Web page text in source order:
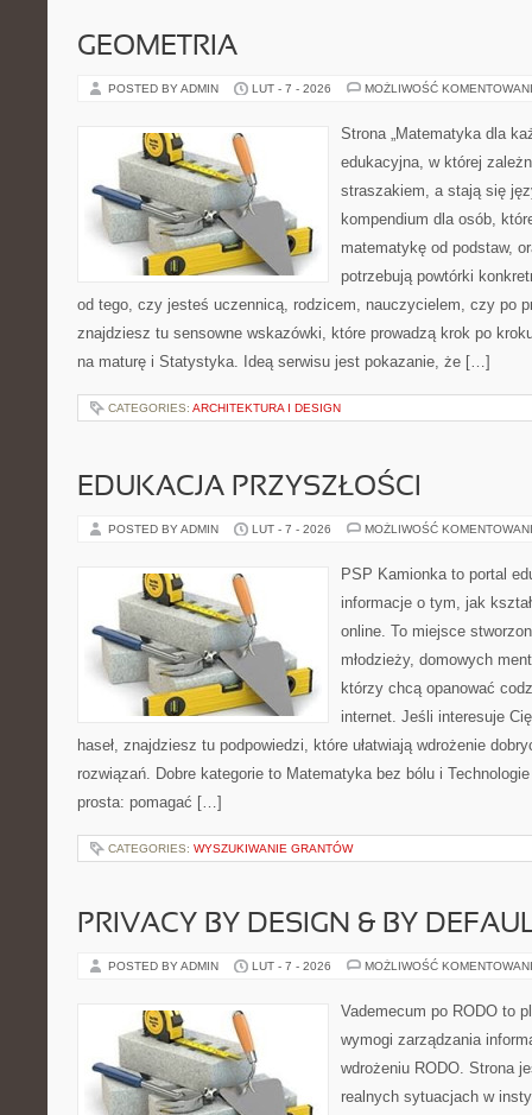
GEOMETRIA
POSTED BY ADMIN LUT - 7 - 2026 MOŻLIWOŚĆ
Strona „Matematyka dla
edukacyjna, w której
straszakiem, a stają się
kompendium dla osób,
matematykę od podstaw,
potrzebują powtórki
od tego, czy jesteś uczennicą, rodzicem, nauczycielem, czy po
znajdziesz tu sensowne wskazówki, które prowadzą krok po
na maturę i Statystyka. Ideą serwisu jest pokazanie, że […]
CATEGORIES: ARCHITEKTURA I DESIGN
EDUKACJA PRZYSZŁOŚCI
POSTED BY ADMIN LUT - 7 - 2026 MOŻLIWOŚĆ
PSP Kamionka to portal
informacje o tym, jak
online. To miejsce
młodzieży, domowych
którzy chcą opanować
internet. Jeśli interesuje
haseł, znajdziesz tu podpowiedzi, które ułatwiają wdrożenie
rozwiązań. Dobre kategorie to Matematyka bez bólu i
prosta: pomagać […]
CATEGORIES: WYSZUKIWANIE GRANTÓW
PRIVACY BY DESIGN & BY
POSTED BY ADMIN LUT - 7 - 2026 MOŻLIWOŚĆ
Vademecum po RODO to
wymogi zarządzania
wdrożeniu RODO. Strona
realnych sytuacjach w